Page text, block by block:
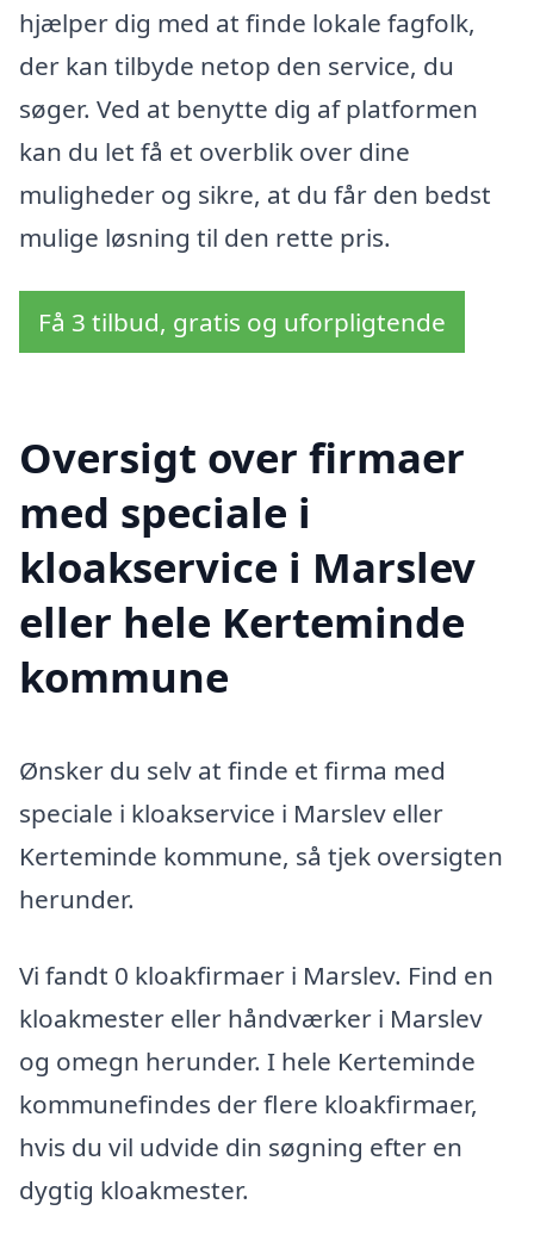
hjælper dig med at finde lokale fagfolk,
der kan tilbyde netop den service, du
søger. Ved at benytte dig af platformen
kan du let få et overblik over dine
muligheder og sikre, at du får den bedst
mulige løsning til den rette pris.
Få 3 tilbud, gratis og uforpligtende
Oversigt over firmaer
med speciale i
kloakservice i Marslev
eller hele Kerteminde
kommune
Ønsker du selv at finde et firma med
speciale i kloakservice i Marslev eller
Kerteminde kommune, så tjek oversigten
herunder.
Vi fandt 0 kloakfirmaer i Marslev. Find en
kloakmester eller håndværker i Marslev
og omegn herunder. I hele Kerteminde
kommunefindes der flere kloakfirmaer,
hvis du vil udvide din søgning efter en
dygtig kloakmester.